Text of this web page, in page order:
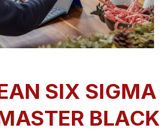
SIX SIGMA
BLACK